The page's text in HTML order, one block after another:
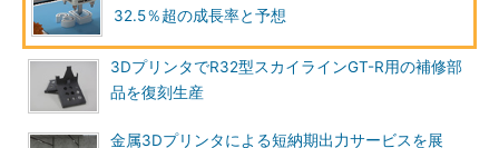
32.5％超の成長率と予想
3DプリンタでR32型スカイラインGT-R用の補修部
品を復刻生産
金属3Dプリンタによる短納期出力サービスを展